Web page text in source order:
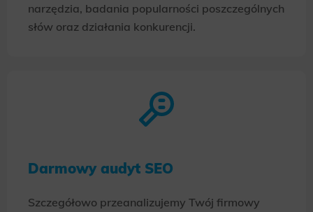
narzędzia, badania popularności poszczególnych
słów oraz działania konkurencji.
Darmowy audyt SEO
Szczegółowo przeanalizujemy Twój firmowy